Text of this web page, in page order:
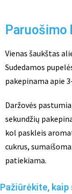
Paruošimo
Vienas šaukštas
Sudedamos
pakepinama apie
Daržovės
sekundžių
kol paskleis
cukrus,
patiekiama.
Pažiūrėkite,